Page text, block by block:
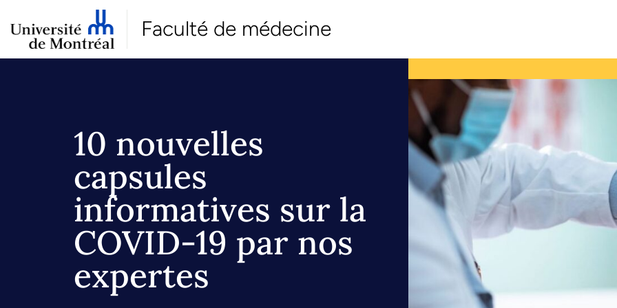
Faculté de médecine
10 nouvelles
capsules
informatives sur la
COVID-19 par nos
expertes